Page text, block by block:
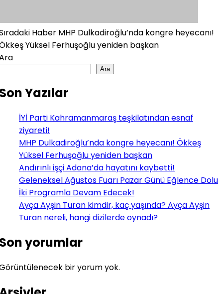
Haber MHP Dulkadiroğlu’nda kongre heyecanı!
Yüksel Ferhuşoğlu yeniden başkan
Ara
Yazılar
İYİ Parti Kahramanmaraş teşkilatından esnaf
ziyareti!
MHP Dulkadiroğlu’nda kongre heyecanı! Ökkeş
Yüksel Ferhuşoğlu yeniden başkan
Andırınlı işçi Adana’da hayatını kaybetti!
Geleneksel Ağustos Fuarı Pazar Günü Eğlence Dolu
İki Programla Devam Edecek!
Ayça Ayşin Turan kimdir, kaç yaşında? Ayça Ayşin
Turan nereli, hangi dizilerde oynadı?
yorumlar
bir yorum yok.